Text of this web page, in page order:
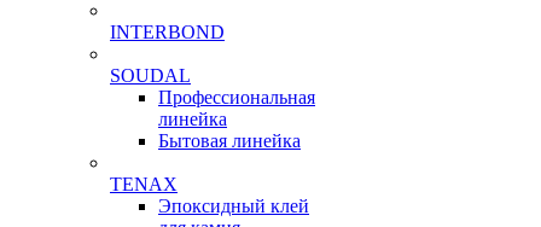
INTERBOND
SOUDAL
Профессиональная
линейка
Бытовая линейка
TENAX
Эпоксидный клей